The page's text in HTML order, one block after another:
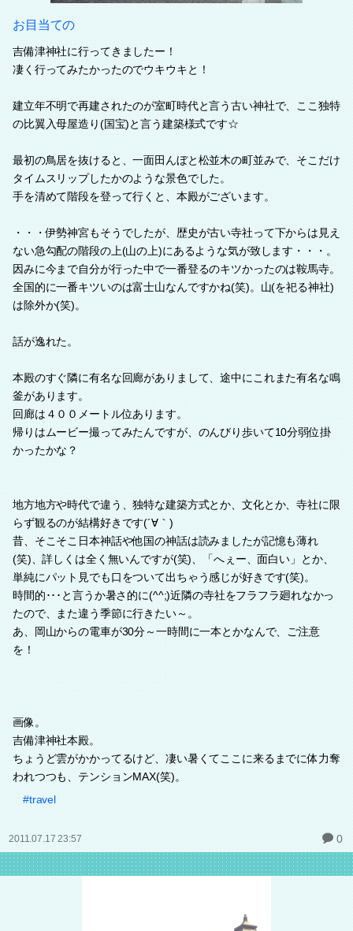
お目当ての
吉備津神社に行ってきましたー！
凄く行ってみたかったのでウキウキと！
建立年不明で再建されたのが室町時代と言う古い神社で、ここ独特
の比翼入母屋造り(国宝)と言う建築様式です☆
最初の鳥居を抜けると、一面田んぼと松並木の町並みで、そこだけ
タイムスリップしたかのような景色でした。
手を清めて階段を登って行くと、本殿がございます。
・・・伊勢神宮もそうでしたが、歴史が古い寺社って下からは見え
ない急勾配の階段の上(山の上)にあるような気が致します・・・。
因みに今まで自分が行った中で一番登るのキツかったのは鞍馬寺。
全国的に一番キツいのは富士山なんですかね(笑)。山(を祀る神社)
は除外か(笑)。
話が逸れた。
本殿のすぐ隣に有名な回廊がありまして、途中にこれまた有名な鳴
釜があります。
回廊は４００メートル位あります。
帰りはムービー撮ってみたんですが、のんびり歩いて10分弱位掛
かったかな？
地方地方や時代で違う、独特な建築方式とか、文化とか、寺社に限
らず観るのが結構好きです(´∀｀)
昔、そこそこ日本神話や他国の神話は読みましたが記憶も薄れ
(笑)、詳しくは全く無いんですが(笑)、「へぇー、面白い」とか、
単純にパット見でも口をついて出ちゃう感じが好きです(笑)。
時間的･･･と言うか暑さ的に(^^;)近隣の寺社をフラフラ廻れなかっ
たので、また違う季節に行きたい～。
あ、岡山からの電車が30分～一時間に一本とかなんで、ご注意
を！
画像。
吉備津神社本殿。
ちょうど雲がかかってるけど、凄い暑くてここに来るまでに体力奪
われつつも、テンションMAX(笑)。
#travel
2011.07.17 23:57 0